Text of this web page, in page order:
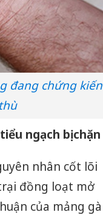
đang chứng kiến
ngạch bị chặn
nhân cốt lõi
đồng loạt mở
của mảng gà